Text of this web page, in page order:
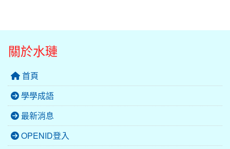
關於水璉
首頁
學學成語
最新消息
OPENID登入